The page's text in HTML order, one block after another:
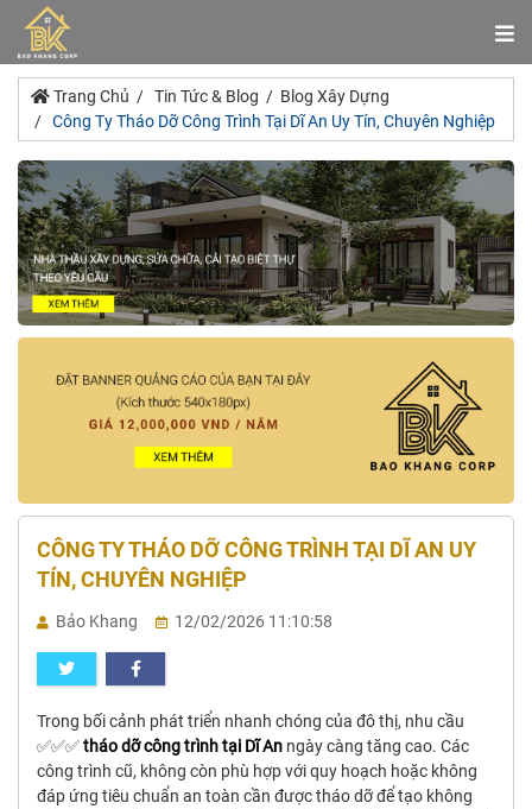
Trang Chủ Tin Tức & Blog
Blog Xây Dựng
Công Ty Tháo Dỡ Công Trình Tại Dĩ An Uy Tín, Chuyên Nghiệp
CÔNG TY THÁO DỠ CÔNG TRÌNH TẠI DĨ AN UY
TÍN, CHUYÊN NGHIỆP
Bảo Khang 12/02/2026 11:10:58
Trong bối cảnh phát triển nhanh chóng của đô thị, nhu cầu
✅✅✅tháo dỡ công trình tại Dĩ An ngày càng tăng cao. Các
công trình cũ, không còn phù hợp với quy hoạch hoặc không
đáp ứng tiêu chuẩn an toàn cần được tháo dỡ để tạo không